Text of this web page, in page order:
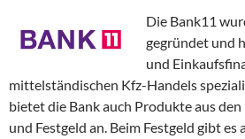
Die Bank11
gegründet und
und
mittelständischen Kfz-Handels
bietet die Bank auch Produkte aus den
und Festgeld an. Beim Festgeld gibt